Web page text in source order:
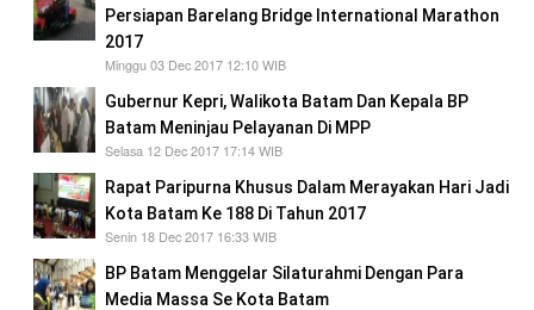
Persiapan Barelang Bridge International Marathon
2017
Minggu 03 Dec 2017 12:10 WIB
Gubernur Kepri, Walikota Batam Dan Kepala BP
Batam Meninjau Pelayanan Di MPP
Selasa 12 Dec 2017 17:14 WIB
Rapat Paripurna Khusus Dalam Merayakan Hari Jadi
Kota Batam Ke 188 Di Tahun 2017
Senin 18 Dec 2017 16:33 WIB
BP Batam Menggelar Silaturahmi Dengan Para
Media Massa Se Kota Batam